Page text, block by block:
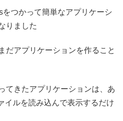
つかって簡単なアプリケーシ
りました
だアプリケーションを作ること
てきたアプリケーションは、あ
イルを読み込んで表示するだけ